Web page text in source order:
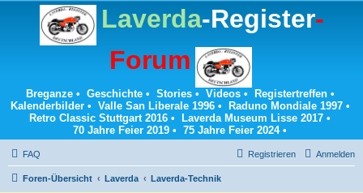
Laverda-Register-
Forum
Breganze• Geschichte• Stories• Videos• Registertreffen•
Kalenderbilder• Valle San Liberale 1996• Raduno Mondiale 1997•
Retro Classic Stuttgart 2016 • Laverda Museum Lisse 2017 •
70 Jahre Feier 2019 • 75 Jahre Feier 2024•
FAQ Anmelden
Registrieren
Foren-Übersicht Laverda Laverda-Technik